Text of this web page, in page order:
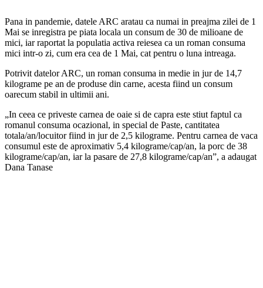
Pana in pandemie, datele ARC aratau ca numai in preajma zilei de 1
Mai se inregistra pe piata locala un consum de 30 de milioane de
mici, iar raportat la populatia activa reiesea ca un roman consuma
mici intr-o zi, cum era cea de 1 Mai, cat pentru o luna intreaga.
Potrivit datelor ARC, un roman consuma in medie in jur de 14,7
kilograme pe an de produse din carne, acesta fiind un consum
oarecum stabil in ultimii ani.
„In ceea ce priveste carnea de oaie si de capra este stiut faptul ca
romanul consuma ocazional, in special de Paste, cantitatea
totala/an/locuitor fiind in jur de 2,5 kilograme. Pentru carnea de vaca
consumul este de aproximativ 5,4 kilograme/cap/an, la porc de 38
kilograme/cap/an, iar la pasare de 27,8 kilograme/cap/an”, a adaugat
Dana Tanase